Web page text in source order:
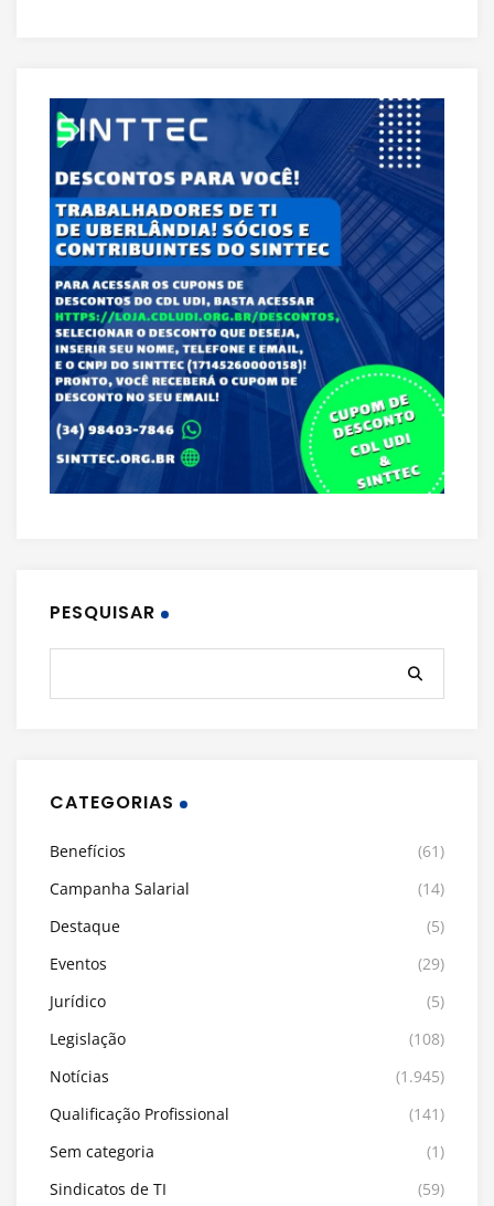
PESQUISAR
CATEGORIAS
Benefícios
(61)
Campanha Salarial
(14)
Destaque
(5)
Eventos
(29)
Jurídico
(5)
Legislação
(108)
Notícias
(1.945)
Qualificação Profissional
(141)
Sem categoria
(1)
Sindicatos de TI
(59)